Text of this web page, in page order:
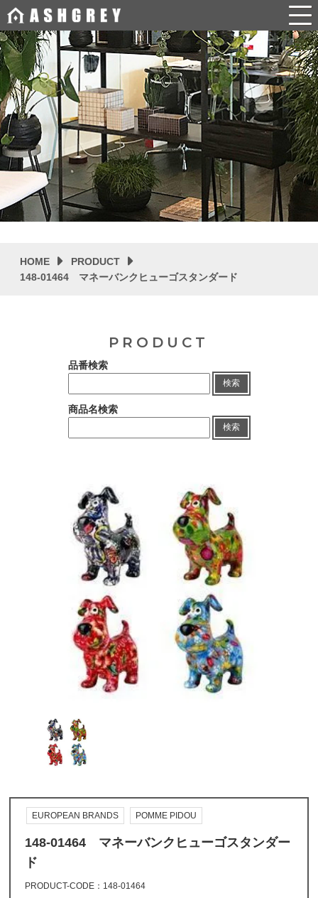
HOME
PRODUCT
148-01464 マネーバンクヒューゴスタンダード
品番検索
検索
商品名検索
検索
PRODUCT
EUROPEAN BRANDS POMME PIDOU
148-01464 マネーバンクヒューゴスタンダー
ド
PRODUCT-CODE 148-01464